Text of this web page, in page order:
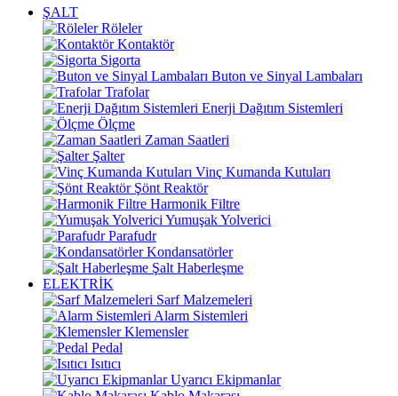
ŞALT
Röleler
Kontaktör
Sigorta
Buton ve Sinyal Lambaları
Trafolar
Enerji Dağıtım Sistemleri
Ölçme
Zaman Saatleri
Şalter
Vinç Kumanda Kutuları
Şönt Reaktör
Harmonik Filtre
Yumuşak Yolverici
Parafudr
Kondansatörler
Şalt Haberleşme
ELEKTRİK
Sarf Malzemeleri
Alarm Sistemleri
Klemensler
Pedal
Isıtıcı
Uyarıcı Ekipmanlar